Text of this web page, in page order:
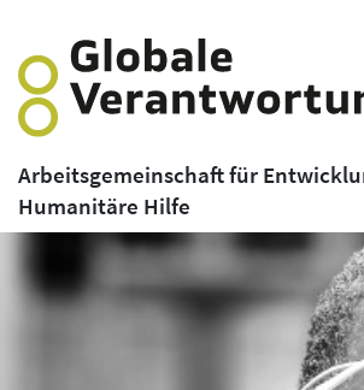
Arbeitsgemeinschaft für
Humanitäre Hilfe